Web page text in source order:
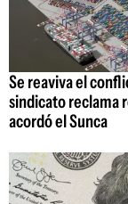
Se reaviva el
sindicato reclama
acordó el Sunca